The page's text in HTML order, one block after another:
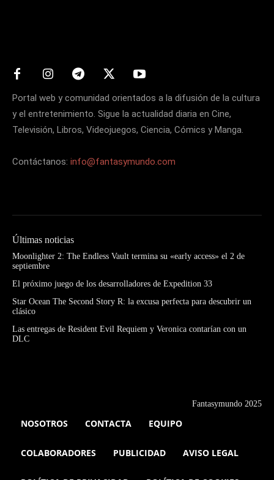
Portal web y comunidad orientados a la difusión de la cultura
y el entretenimiento. Sigue la actualidad diaria en Cine,
Televisión, Libros, Videojuegos, Ciencia, Cómics y Manga.
Contáctanos: info@fantasymundo.com
Últimas noticias
Moonlighter 2: The Endless Vault termina su «early access» el 2 de
septiembre
El próximo juego de los desarrolladores de Expedition 33
Star Ocean The Second Story R: la excusa perfecta para descubrir un
clásico
Las entregas de Resident Evil Requiem y Veronica contarían con un
DLC
Fantasymundo 2025
NOSOTROS CONTACTA EQUIPO
COLABORADORES PUBLICIDAD AVISO LEGAL